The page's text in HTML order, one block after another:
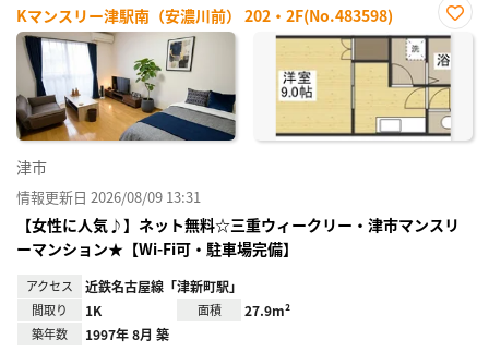
Kマンスリー津駅南（安濃川前） 202・2F(No.483598)
お気
に入
り登
録
津市
情報更新日 2026/08/09 13:31
【女性に人気♪】ネット無料☆三重ウィークリー・津市マンスリ
ーマンション★【Wi-Fi可・駐車場完備】
アクセス 近鉄名古屋線「津新町駅」
間取り 1K 面積 27.9m²
築年数 1997年 8月 築